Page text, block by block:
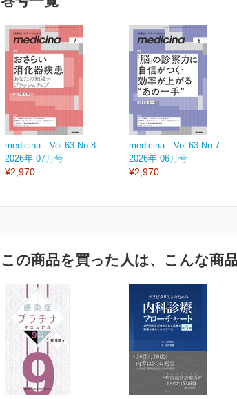
medicina Vol.63 No.8
2026年 07月号
¥2,970
medicina Vol.63 No.7
2026年 06月号
¥2,970
この商品を買った人は、こんな商